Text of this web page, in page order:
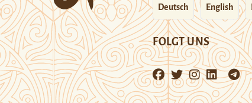
Deutsch English
FOLGT UNS